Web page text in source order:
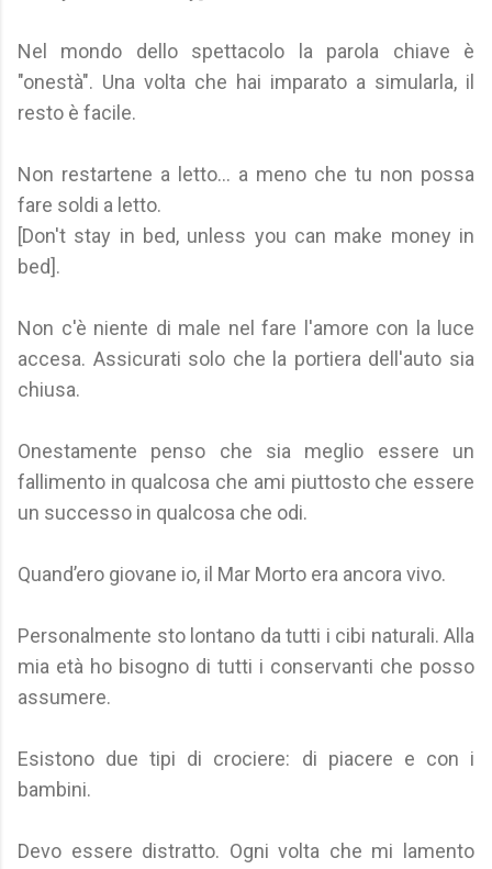
Nel mondo dello spettacolo la parola chiave è
"onestà". Una volta che hai imparato a simularla, il
resto è facile.
Non restartene a letto... a meno che tu non possa
fare soldi a letto.
[Don't stay in bed, unless you can make money in
bed].
Non c'è niente di male nel fare l'amore con la luce
accesa. Assicurati solo che la portiera dell'auto sia
chiusa.
Onestamente penso che sia meglio essere un
fallimento in qualcosa che ami piuttosto che essere
un successo in qualcosa che odi.
Quand’ero giovane io, il Mar Morto era ancora vivo.
Personalmente sto lontano da tutti i cibi naturali. Alla
mia età ho bisogno di tutti i conservanti che posso
assumere.
Esistono due tipi di crociere: di piacere e con i
bambini.
Devo essere distratto. Ogni volta che mi lamento